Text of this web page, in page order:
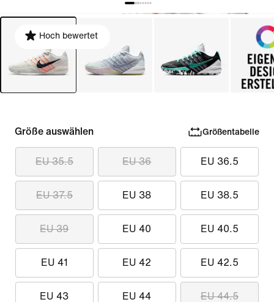
Hoch bewertet
Größe auswählen Größentabelle
EU 35.5 EU 36 EU 36.5
EU 37.5 EU 38 EU 38.5
EU 39 EU 40 EU 40.5
EU 41 EU 42 EU 42.5
EU 43 EU 44 EU 44.5